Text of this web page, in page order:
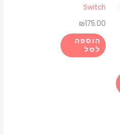
Switch
₪175.00
הוספה
לסל